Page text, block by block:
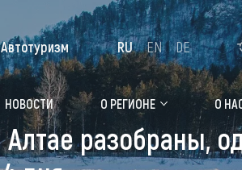
Алтайская зимовка
Где
НОВОСТИ О РЕГИОНЕ О
Автотуризм RU EN DE
разобраны,